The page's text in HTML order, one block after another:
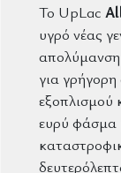
Το UpLac
υγρό νέας
απολύμανση
για
εξοπλισμού
ευρύ φάσμα